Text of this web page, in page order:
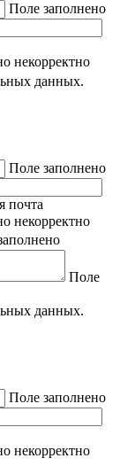
Поле заполнено
некорректно
данных.
Поле заполнено
почта
некорректно
Поле
данных.
Поле заполнено
некорректно